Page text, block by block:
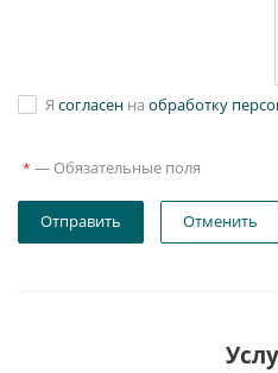
Я согласен на обработку
* — Обязательные поля
Отправить Отменить